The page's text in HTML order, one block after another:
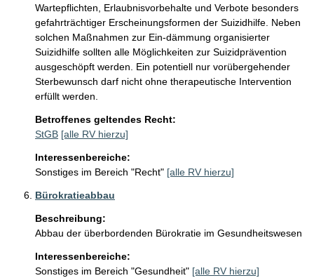
Wartepflichten, Erlaubnisvorbehalte und Verbote besonders
gefahrträchtiger Erscheinungsformen der Suizidhilfe. Neben
solchen Maßnahmen zur Ein-dämmung organisierter
Suizidhilfe sollten alle Möglichkeiten zur Suizidprävention
ausgeschöpft werden. Ein potentiell nur vorübergehender
Sterbewunsch darf nicht ohne therapeutische Intervention
erfüllt werden.
Betroffenes geltendes Recht:
StGB [alle RV hierzu]
Interessenbereiche:
Sonstiges im Bereich "Recht" [alle RV hierzu]
Bürokratieabbau
Beschreibung:
Abbau der überbordenden Bürokratie im Gesundheitswesen
Interessenbereiche:
Sonstiges im Bereich "Gesundheit" [alle RV hierzu]